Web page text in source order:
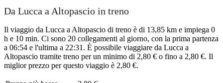
Da Lucca a Altopascio in treno
Il viaggio da Lucca a Altopascio di treno è di 13,85 km e impiega 0
h e 10 min. Ci sono 20 collegamenti al giorno, con la prima partenza
a 06:54 e l'ultima a 22:31. È possibile viaggiare da Lucca a
Altopascio tramite treno per un minimo di 2,80 € o fino a 2,80 €. Il
miglior prezzo per questo viaggio è 2,80 €.